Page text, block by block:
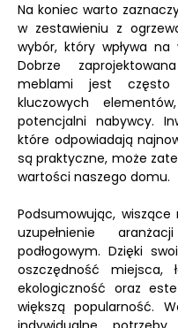
Na koniec warto
w zestawieniu z
wybór, który wpływa
Dobrze
meblami jest
kluczowych
potencjalni nabywcy.
które odpowiadają
są praktyczne, może
wartości naszego domu.
Podsumowując, wiszące
uzupełnienie
podłogowym. Dzięki
oszczędność miejsca,
ekologiczność oraz
większą popularność.